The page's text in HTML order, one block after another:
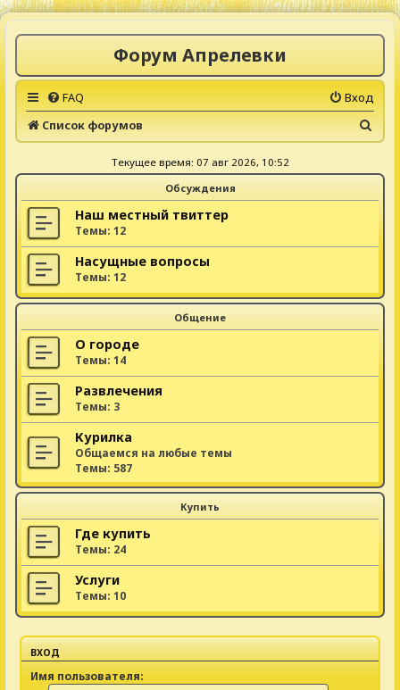
Форум Апрелевки
FAQ
Вход
Список форумов
о
Текущее время: 07 авг 2026, 10:52
Обсуждения
Наш местный твиттер
Темы: 12
Насущные вопросы
Темы: 12
Общение
О городе
Темы: 14
Развлечения
Темы: 3
Курилка
Общаемся на любые темы
Темы: 587
Купить
Где купить
Темы: 24
Услуги
Темы: 10
ВХОД
Имя пользователя: